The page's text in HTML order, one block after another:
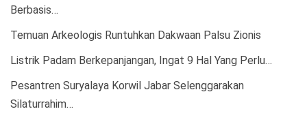
Berbasis…
Temuan Arkeologis Runtuhkan Dakwaan Palsu Zionis
Listrik Padam Berkepanjangan, Ingat 9 Hal Yang Perlu…
Pesantren Suryalaya Korwil Jabar Selenggarakan
Silaturrahim…